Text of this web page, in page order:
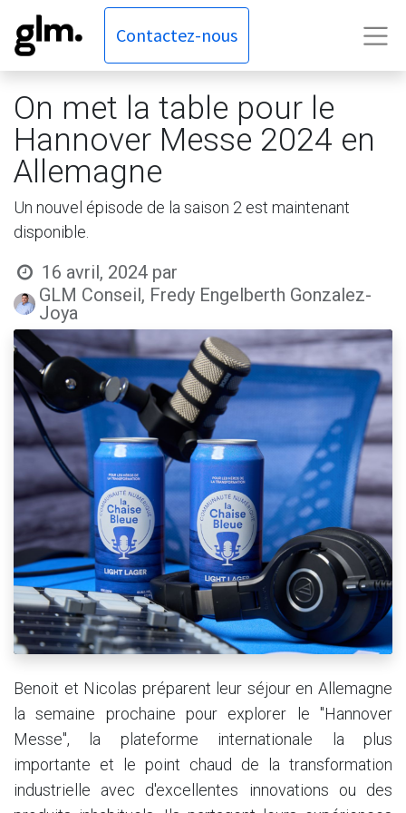
Contactez-nous
On met la table pour le
Hannover Messe 2024 en
Allemagne
Un nouvel épisode de la saison 2 est maintenant
disponible.
16 avril, 2024 par
GLM Conseil, Fredy Engelberth Gonzalez-
Joya
Benoit et Nicolas préparent leur séjour en Allemagne
la semaine prochaine pour explorer le "Hannover
Messe", la plateforme internationale la plus
importante et le point chaud de la transformation
industrielle avec d'excellentes innovations ou des